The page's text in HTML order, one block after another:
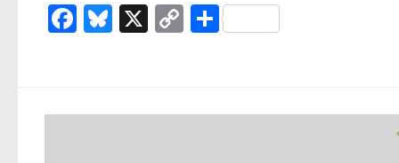
Facebook
Bluesky
X
CopyPartager